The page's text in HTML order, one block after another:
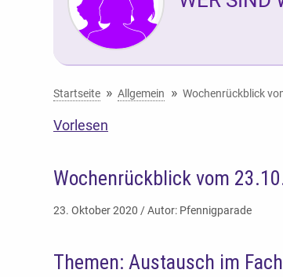
Sie befinden sich hier:
Startseite Allgemein Wochenrückblick
Vorlesen
Wochenrückblick vom
23. Oktober 2020 / Autor: Pfennigparade
Themen: Austausch im